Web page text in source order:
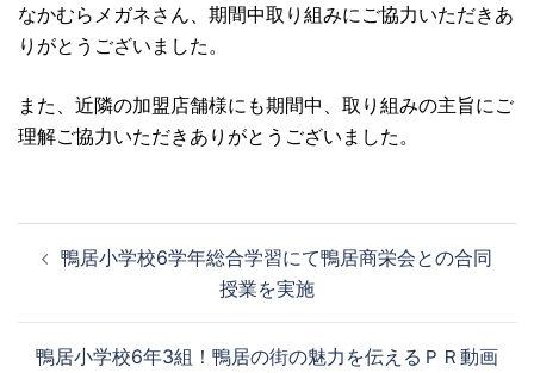
なかむらメガネさん、期間中取り組みにご協力いただきあ
りがとうございました。
また、近隣の加盟店舗様にも期間中、取り組みの主旨にご
理解ご協力いただきありがとうございました。
鴨居小学校6学年総合学習にて鴨居商栄会との合同
授業を実施
鴨居小学校6年3組！鴨居の街の魅力を伝えるＰＲ動画